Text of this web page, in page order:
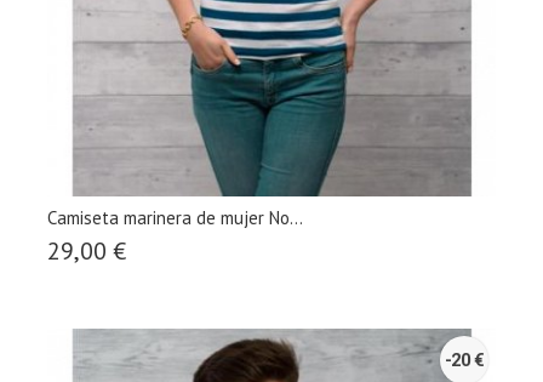
Camiseta marinera de mujer No...
29,00 €
-20 €